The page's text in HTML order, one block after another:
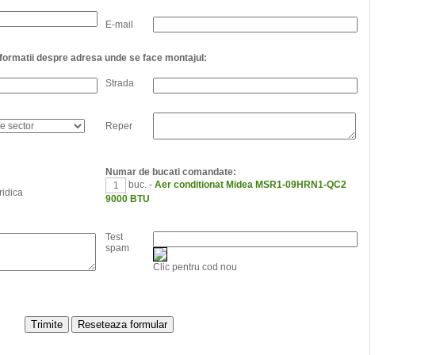
E-mail
despre adresa unde se face montajul:
Strada
Reper
Numar de bucati comandate:
buc. - Aer conditionat Midea MSR1-09HRN1-QC2
9000 BTU
Test
spam
Clic pentru cod nou